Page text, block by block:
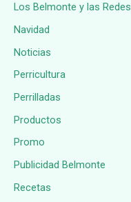
Los Belmonte y las Redes
Navidad
Noticias
Perricultura
Perrilladas
Productos
Promo
Publicidad Belmonte
Recetas